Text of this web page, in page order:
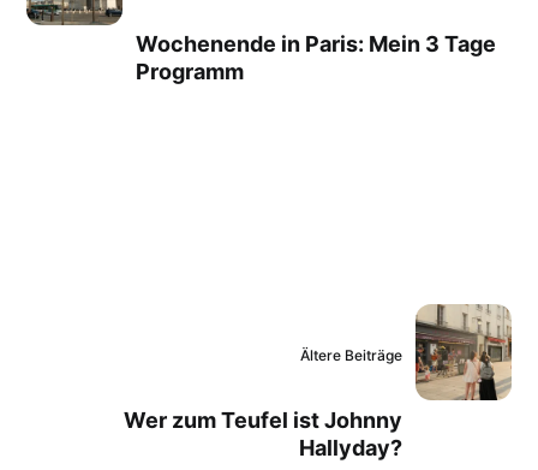
Wochenende in Paris: Mein 3 Tage
Programm
Ältere Beiträge
Wer zum Teufel ist Johnny
Hallyday?